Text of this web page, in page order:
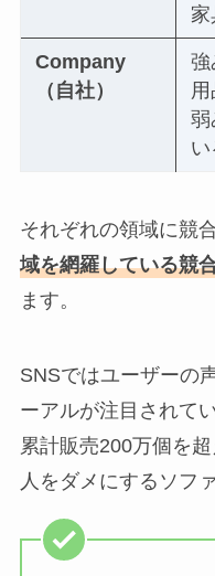
Company
（自社）
強
用
弱
い
それぞれの領域に競
域を網羅している競
ます。
SNSではユーザーの
ーアルが注目されて
累計販売200万個を
人をダメにするソフ